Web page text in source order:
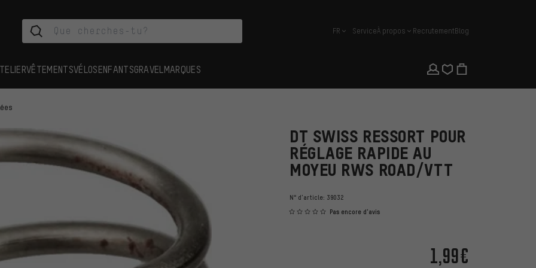
français
FR ServiceÀ propos RecrutementBlog
VÊTEMENTSVÉLOSENFANTSGRAVEL MARQUES
DT SWISS RESSORT POUR
RÉGLAGE RAPIDE AU
MOYEU RWS ROAD/VTT
N° d'article: 39032
Pas encore d'avis
1,99€